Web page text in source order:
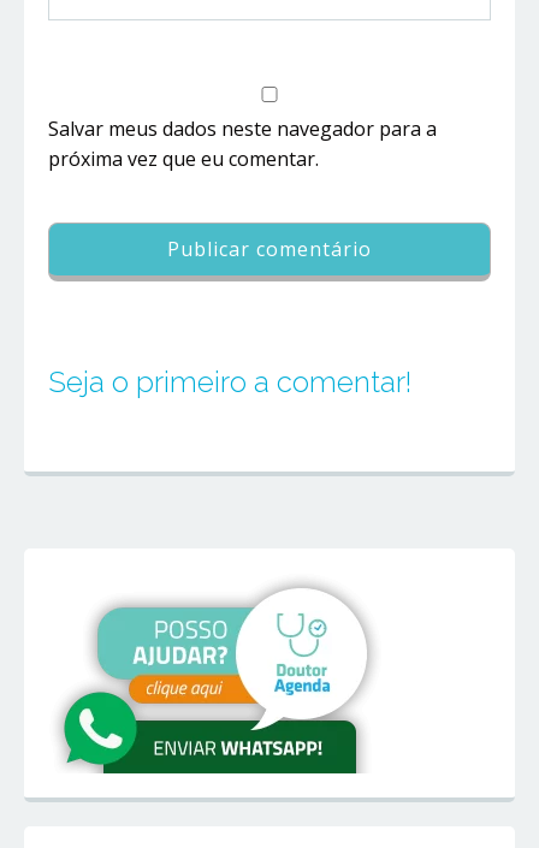
Salvar meus dados neste navegador para a
próxima vez que eu comentar.
Seja o primeiro a comentar!